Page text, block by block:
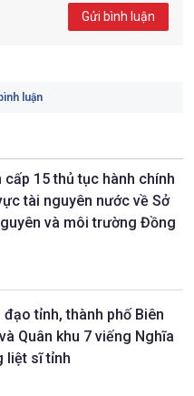
Gửi bình luận
luận
cấp 15 thủ tục hành chính
tài nguyên nước về Sở
và môi trường Đồng
đạo tỉnh, thành phố Biên
Quân khu 7 viếng Nghĩa
liệt sĩ tỉnh